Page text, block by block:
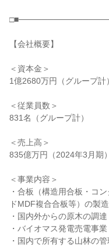
【会社概要】
＜資本金＞
1億2680万円（グループ計）
＜従業員数＞
831名（グループ計）
＜売上高＞
835億万円（2024年3月期
＜事業内容＞
・合板（構造用合板・コ
ドMDF複合合板等）の製
・国内外からの原木の調達
・バイオマス発電売電事業
・国内で所有する山林の